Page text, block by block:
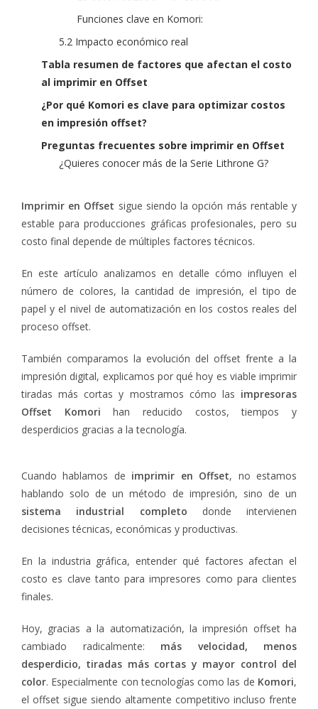
Funciones clave en Komori:
5.2 Impacto económico real
Tabla resumen de factores que afectan el costo
al imprimir en Offset
¿Por qué Komori es clave para optimizar costos
en impresión offset?
Preguntas frecuentes sobre imprimir en Offset
¿Quieres conocer más de la Serie Lithrone G?
Imprimir en Offset sigue siendo la opción más rentable y
estable para producciones gráficas profesionales, pero su
costo final depende de múltiples factores técnicos.
En este artículo analizamos en detalle cómo influyen el
número de colores, la cantidad de impresión, el tipo de
papel y el nivel de automatización en los costos reales del
proceso offset.
También comparamos la evolución del offset frente a la
impresión digital, explicamos por qué hoy es viable imprimir
tiradas más cortas y mostramos cómo las impresoras
Offset Komori han reducido costos, tiempos y
desperdicios gracias a la tecnología.
Cuando hablamos de imprimir en Offset, no estamos
hablando solo de un método de impresión, sino de un
sistema industrial completo donde intervienen
decisiones técnicas, económicas y productivas.
En la industria gráfica, entender qué factores afectan el
costo es clave tanto para impresores como para clientes
finales.
Hoy, gracias a la automatización, la impresión offset ha
cambiado radicalmente: más velocidad, menos
desperdicio, tiradas más cortas y mayor control del
color. Especialmente con tecnologías como las de Komori,
el offset sigue siendo altamente competitivo incluso frente